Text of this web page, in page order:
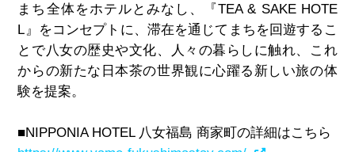
まち全体をホテルとみなし、『TEA & SAKE HOTE
L 』をコンセプトに、滞在を通じてまちを回遊するこ
とで八女の歴史や文化、人々の暮らしに触れ、これ
からの新たな日本茶の世界観に心躍る新しい旅の体
験を提案。
■NIPPONIA HOTEL 八女福島 商家町の詳細はこちら